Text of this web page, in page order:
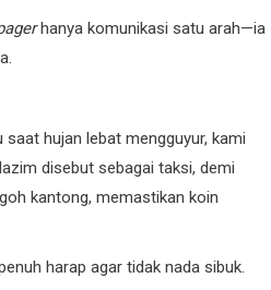
hanya komunikasi satu arah—ia
hujan lebat mengguyur, kami
disebut sebagai taksi, demi
kantong, memastikan koin
harap agar tidak nada sibuk.